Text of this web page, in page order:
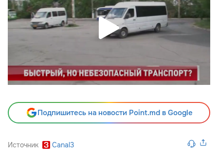
Подпишитесь на новости Point.md в Google
Источник Canal3